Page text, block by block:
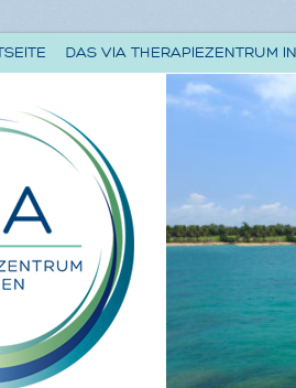
DAS VIA THERAPIEZENTRUM